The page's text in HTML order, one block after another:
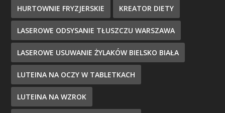
HURTOWNIE FRYZJERSKIE KREATOR DIETY
LASEROWE ODSYSANIE TŁUSZCZU WARSZAWA
LASEROWE USUWANIE ŻYLAKÓW BIELSKO BIAŁA
LUTEINA NA OCZY W TABLETKACH
LUTEINA NA WZROK